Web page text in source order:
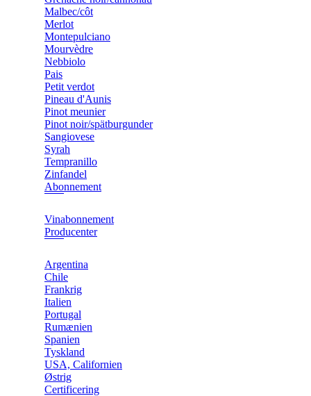
Malbec/côt
Merlot
Montepulciano
Mourvèdre
Nebbiolo
Pais
Petit verdot
Pineau d'Aunis
Pinot meunier
Pinot noir/spätburgunder
Sangiovese
Syrah
Tempranillo
Zinfandel
Abonnement
Vinabonnement
Producenter
Argentina
Chile
Frankrig
Italien
Portugal
Rumænien
Spanien
Tyskland
USA, Californien
Østrig
Certificering